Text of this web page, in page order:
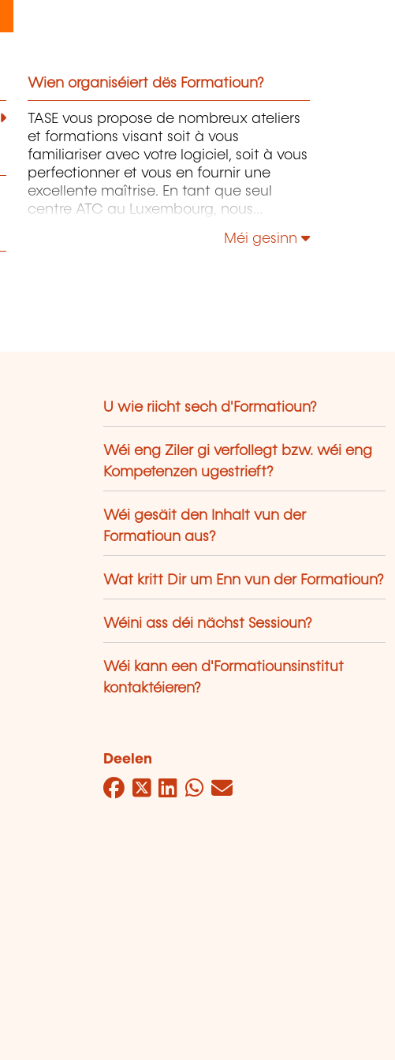
Wien organiséiert dës Formatioun?
TASE vous propose de nombreux ateliers
et formations visant soit à vous
familiariser avec votre logiciel, soit à vous
perfectionner et vous en fournir une
excellente maîtrise. En tant que seul
centre ATC au Luxembourg, nous
Méi gesinn
U wie riicht sech d'Formatioun?
Wéi eng Ziler gi verfollegt bzw. wéi eng
Kompetenzen ugestrieft?
Wéi gesäit den Inhalt vun der
Formatioun aus?
Wat kritt Dir um Enn vun der Formatioun?
Wéini ass déi nächst Sessioun?
Wéi kann een d'Formatiounsinstitut
kontaktéieren?
Deelen
Facebook
Twitter
LinkedIn
WhatsApp
Mail